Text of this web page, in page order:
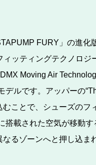
FURY」の進
ッティングテクノロジ
Moving Air
デルです。アッパーの
ことで、シューズのフ
搭載された空気が移動
るゾーンへと押し込